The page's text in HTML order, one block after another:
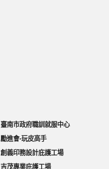
臺南市政府職訓就服中心
勵進會-玩皮高手
創義印務設計庇護工場
吉茂專業庇護工場